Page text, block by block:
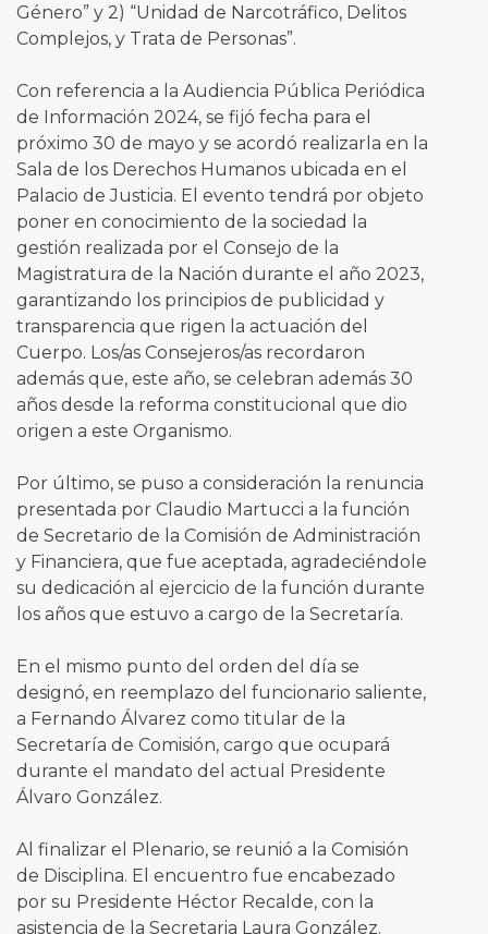
Género” y 2) “Unidad de Narcotráfico, Delitos
Complejos, y Trata de Personas”.
Con referencia a la Audiencia Pública Periódica
de Información 2024, se fijó fecha para el
próximo 30 de mayo y se acordó realizarla en la
Sala de los Derechos Humanos ubicada en el
Palacio de Justicia. El evento tendrá por objeto
poner en conocimiento de la sociedad la
gestión realizada por el Consejo de la
Magistratura de la Nación durante el año 2023,
garantizando los principios de publicidad y
transparencia que rigen la actuación del
Cuerpo. Los/as Consejeros/as recordaron
además que, este año, se celebran además 30
años desde la reforma constitucional que dio
origen a este Organismo.
Por último, se puso a consideración la renuncia
presentada por Claudio Martucci a la función
de Secretario de la Comisión de Administración
y Financiera, que fue aceptada, agradeciéndole
su dedicación al ejercicio de la función durante
los años que estuvo a cargo de la Secretaría.
En el mismo punto del orden del día se
designó, en reemplazo del funcionario saliente,
a Fernando Álvarez como titular de la
Secretaría de Comisión, cargo que ocupará
durante el mandato del actual Presidente
Álvaro González.
Al finalizar el Plenario, se reunió a la Comisión
de Disciplina. El encuentro fue encabezado
por su Presidente Héctor Recalde, con la
asistencia de la Secretaria Laura González.